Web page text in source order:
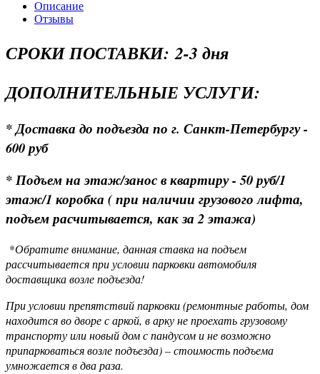
Описание
Отзывы
СРОКИ ПОСТАВКИ: 2-3 дня
ДОПОЛНИТЕЛЬНЫЕ УСЛУГИ:
* Доставка до подъезда по г. Санкт-Петербургу -
600 руб
* Подъем на этаж/занос в квартиру - 50 руб/1
этаж/1 коробка ( при наличии грузового лифта,
подъем расчитывается, как за 2 этажа)
*Обратите внимание, данная ставка на подъем
рассчитывается при условии парковки автомобиля
доставщика возле подъезда!
При условии препятствий парковки (ремонтные работы, дом
находится во дворе с аркой, в арку не проехать грузовому
транспорту или новый дом с пандусом и не возможно
припарковаться возле подъезда) – стоимость подъема
умножается в два раза.